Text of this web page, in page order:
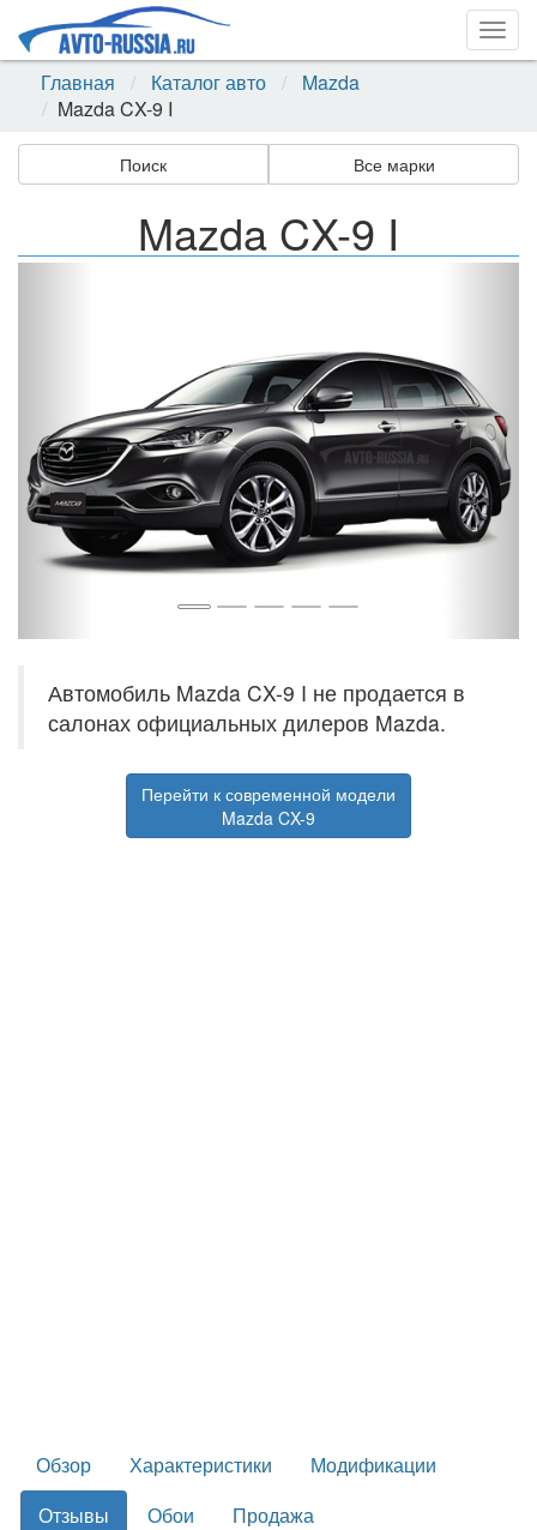
Главная
Каталог авто
Mazda
Mazda CX-9 I
Поиск Все марки
Mazda CX-9 I
Автомобиль Mazda CX-9 I не продается в
салонах официальных дилеров Mazda.
Перейти к современной модели
Mazda CX-9
Обзор Характеристики
Модификации
Отзывы
Обои Продажа